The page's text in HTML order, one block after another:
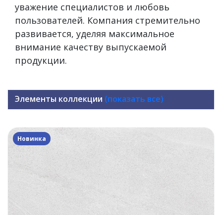
уважение специалистов и любовь
пользователей. Компания стремительно
развивается, уделяя максимальное
внимание качеству выпускаемой
продукции.
Элементы коллекции (показать все)
Новинка